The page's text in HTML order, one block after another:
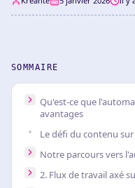
SOMMAIRE
Qu'est-ce que
avantages
Le défi du contenu
Notre parcours vers
2. Flux de travail axé